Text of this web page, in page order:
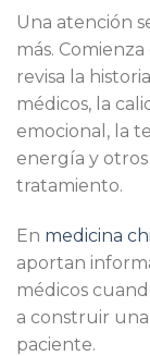
Una atención
más.
revisa la
médicos, la
emocional, la
energía y
tratamiento.
En medicina
aportan
médicos
a construir
paciente.